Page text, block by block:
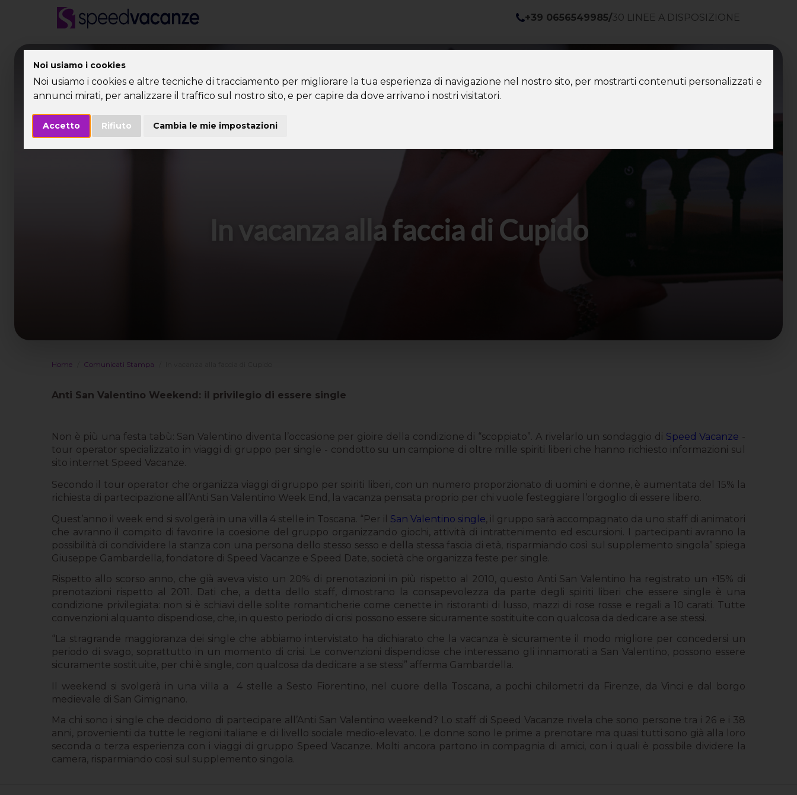
Noi usiamo i cookies
Noi usiamo i cookies e altre tecniche di tracciamento per migliorare la tua esperienza di navigazione nel nostro sito, per mostrarti contenuti personalizzati e
annunci mirati, per analizzare il traffico sul nostro sito, e per capire da dove arrivano i nostri visitatori.
Accetto Rifiuto Cambia le mie impostazioni
+39 0656549985/30 LINEE A DISPOSIZIONE
In vacanza alla faccia di Cupido
Home Comunicati Stampa
Anti San Valentino Weekend: il privilegio di essere single
Non è più una festa tabù: San Valentino diventa l’occasione per gioire della condizione di “scoppiato”. A rivelarlo un sondaggio di Speed Vacanze -
tour operator specializzato in viaggi di gruppo per single - condotto su un campione di oltre mille spiriti liberi che hanno richiesto informazioni sul
sito internet Speed Vacanze.
Secondo il tour operator che organizza viaggi di gruppo per spiriti liberi, con un numero proporzionato di uomini e donne, è aumentata del 15% la
richiesta di partecipazione all’Anti San Valentino Week End, la vacanza pensata proprio per chi vuole festeggiare l’orgoglio di essere libero.
Quest’anno il week end si svolgerà in una villa 4 stelle in Toscana. “Per il San Valentino single , il gruppo sarà accompagnato da uno staff di animatori
che avranno il compito di favorire la coesione del gruppo organizzando giochi, attività di intrattenimento ed escursioni. I partecipanti avranno la
possibilità di condividere la stanza con una persona dello stesso sesso e della stessa fascia di età, risparmiando così sul supplemento singola” spiega
Giuseppe Gambardella, fondatore di Speed Vacanze e Speed Date, società che organizza feste per single.
Rispetto allo scorso anno, che già aveva visto un 20% di prenotazioni in più rispetto al 2010, questo Anti San Valentino ha registrato un +15% di
prenotazioni rispetto al 2011. Dati che, a detta dello staff, dimostrano la consapevolezza da parte degli spiriti liberi che essere single è una
condizione privilegiata: non si è schiavi delle solite romanticherie come cenette in ristoranti di lusso, mazzi di rose rosse e regali a 10 carati. Tutte
convenzioni alquanto dispendiose, che, in questo periodo di crisi possono essere sicuramente sostituite con qualcosa da dedicare a se stessi.
“La stragrande maggioranza dei single che abbiamo intervistato ha dichiarato che la vacanza è sicuramente il modo migliore per concedersi un
periodo di svago, soprattutto in un momento di crisi. Le convenzioni dispendiose che interessano gli innamorati a San Valentino, possono essere
sicuramente sostituite, per chi è single, con qualcosa da dedicare a se stessi” afferma Gambardella.
Il weekend si svolgerà in una villa a 4 stelle a Sesto Fiorentino, nel cuore della Toscana, a pochi chilometri da Firenze, da Vinci e dal borgo
medievale di San Gimignano.
Ma chi sono i single che decidono di partecipare all’Anti San Valentino weekend? Lo staff di Speed Vacanze rivela che sono persone tra i 26 e i 38
anni, provenienti da tutte le regioni italiane e di livello sociale medio-elevato. Le donne sono le prime a prenotare ma quasi tutti sono già alla loro
seconda o terza esperienza con i viaggi di gruppo Speed Vacanze. Molti ancora partono in compagnia di amici, con i quali è possibile dividere la
camera, risparmiando così sul supplemento singola.